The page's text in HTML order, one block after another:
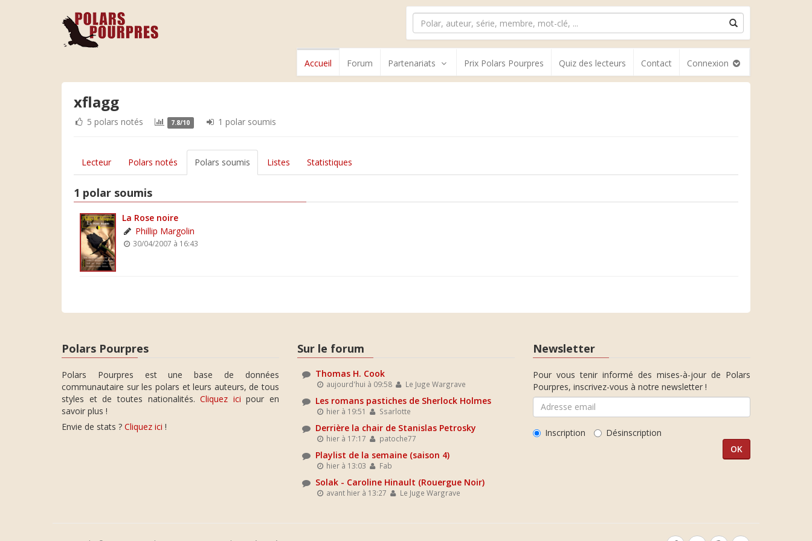
Accueil Forum Partenariats Prix Polars Pourpres Quiz des lecteurs Contact Connexion
xflagg
5 polars notés 7.8/10 1 polar soumis
Lecteur Polars notés Polars soumis Listes Statistiques
1 polar soumis
La Rose noire
Phillip Margolin
30/04/2007 à 16:43
Polars Pourpres
Polars Pourpres est une base de données
communautaire sur les polars et leurs auteurs, de tous
styles et de toutes nationalités.Cliquez ici pour en
savoir plus !
Envie de stats ? Cliquez ici !
Sur le forum
Thomas H. Cook
aujourd'hui à 09:58 Le Juge Wargrave
Les romans pastiches de Sherlock Holmes
hier à 19:51 Ssarlotte
Derrière la chair de Stanislas Petrosky
hier à 17:17 patoche77
Playlist de la semaine (saison 4)
hier à 13:03 Fab
Solak - Caroline Hinault (Rouergue Noir)
avant hier à 13:27 Le Juge Wargrave
Newsletter
Pour vous tenir informé des mises-à-jour de Polars
Pourpres, inscrivez-vous à notre newsletter !
Inscription Désinscription